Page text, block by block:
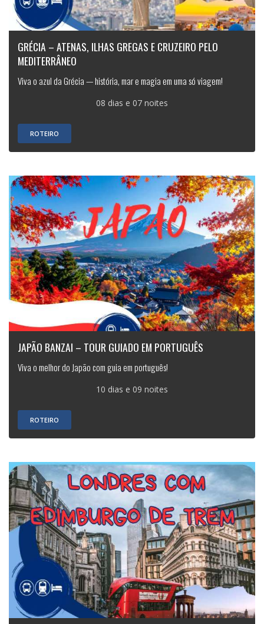
GRÉCIA – ATENAS, ILHAS GREGAS E CRUZEIRO PELO
MEDITERRÂNEO
Viva o azul da Grécia — história, mar e magia em uma só viagem!
08 dias e 07 noites
ROTEIRO
JAPÃO BANZAI – TOUR GUIADO EM PORTUGUÊS
Viva o melhor do Japão com guia em português!
10 dias e 09 noites
ROTEIRO